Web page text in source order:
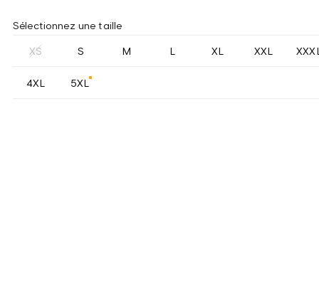
Sélectionnez une taille
XS S M L XL XXL
4XL 5XL